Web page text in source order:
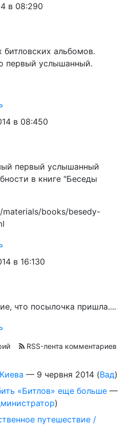
в 08:290
альбомов.
первый услышанный.
в 08:450
первый услышанный
в книге "Беседы
books/besedy-
в 16:130
что посылочка пришла....
RSS-лента комментариев
— 9 червня 2014 (Вад)
«Битлов» еще больше —
)
путешествие /